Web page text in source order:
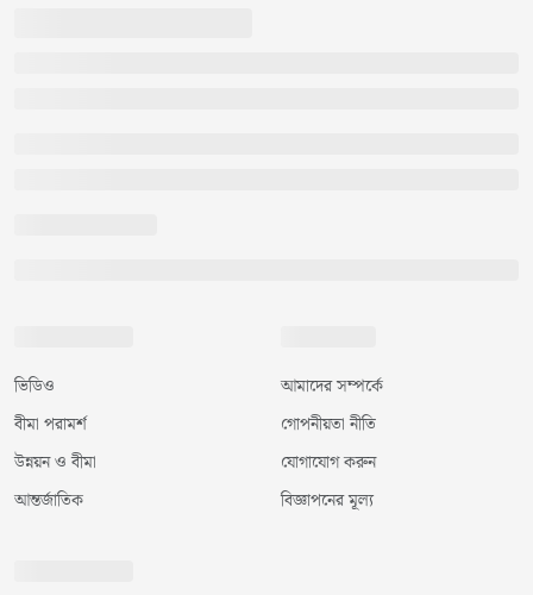
ভিডিও
বীমা পরামর্শ
উন্নয়ন ও বীমা
আন্তর্জাতিক
আমাদের সম্পর্কে
গোপনীয়তা নীতি
যোগাযোগ করুন
বিজ্ঞাপনের মূল্য